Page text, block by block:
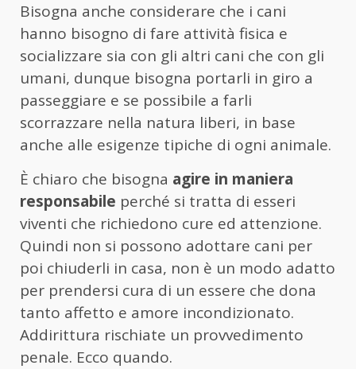
Bisogna anche considerare che i cani
hanno bisogno di fare attività fisica e
socializzare sia con gli altri cani che con gli
umani, dunque bisogna portarli in giro a
passeggiare e se possibile a farli
scorrazzare nella natura liberi, in base
anche alle esigenze tipiche di ogni animale.
È chiaro che bisogna agire in maniera
responsabile perché si tratta di esseri
viventi che richiedono cure ed attenzione.
Quindi non si possono adottare cani per
poi chiuderli in casa, non è un modo adatto
per prendersi cura di un essere che dona
tanto affetto e amore incondizionato.
Addirittura rischiate un provvedimento
penale. Ecco quando.